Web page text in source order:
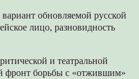
обновляемой русской
лицо, разновидность
и театральной
фронт борьбы с «отжившим»